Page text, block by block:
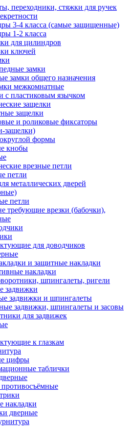
переходники, стяжки для ручек
3-4 класса (самые защищенные)
1-2 класса
для цилиндров
ключей
замки
замки общего назначения
межкомнатные
с пластиковым язычком
защелки
защелки
и роликовые фиксаторы
защелки)
формы
кнобы
врезные петли
петли
металлических дверей
петли
требующие врезки (бабочки),
для доводчиков
и защитные накладки
накладки
шпингалеты, ригели
задвижки
задвижки и шпингалеты
задвижки, шпингалеты и засовы
для задвижек
к глазкам
цифры
таблички
накладки
дверные